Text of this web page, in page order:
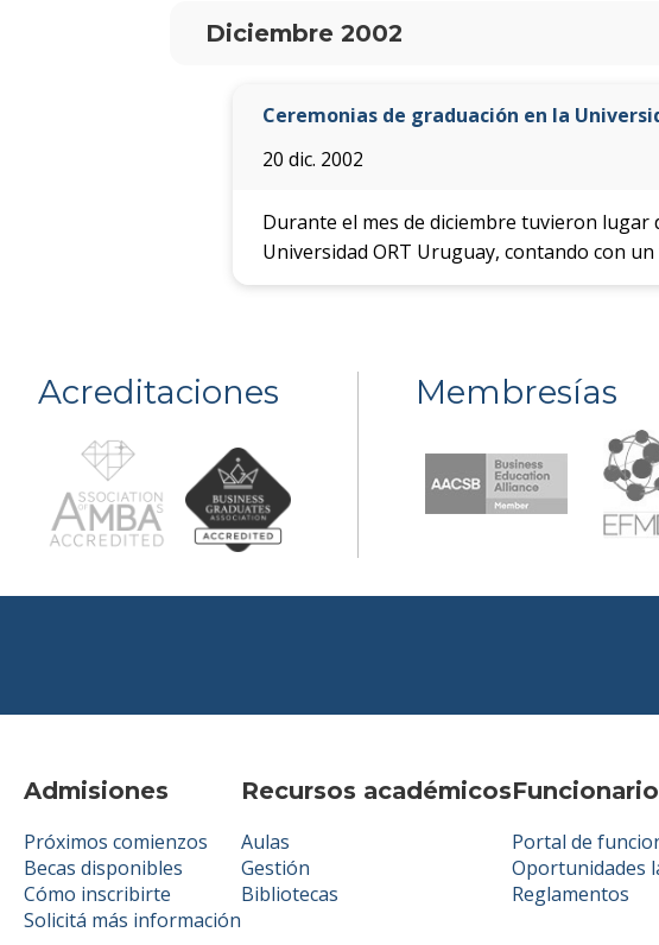
Diciembre 2002
Ceremonias de graduación en la
20 dic. 2002
Durante el mes de diciembre tuvieron
Universidad ORT Uruguay, contando con
Acreditaciones Membresías
Admisiones
Próximos comienzos
Becas disponibles
Cómo inscribirte
Solicitá más información
Recursos académicos
Aulas
Gestión
Bibliotecas
Portal de
Oportunidades
Reglamentos